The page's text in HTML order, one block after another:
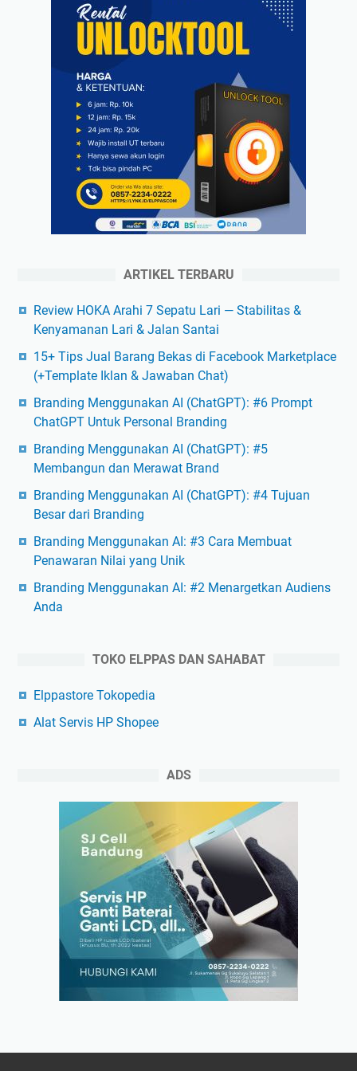
ARTIKEL TERBARU
Review HOKA Arahi 7 Sepatu Lari — Stabilitas &
Kenyamanan Lari & Jalan Santai
15+ Tips Jual Barang Bekas di Facebook Marketplace
(+Template Iklan & Jawaban Chat)
Branding Menggunakan AI (ChatGPT): #6 Prompt
ChatGPT Untuk Personal Branding
Branding Menggunakan AI (ChatGPT): #5
Membangun dan Merawat Brand
Branding Menggunakan AI (ChatGPT): #4 Tujuan
Besar dari Branding
Branding Menggunakan AI: #3 Cara Membuat
Penawaran Nilai yang Unik
Branding Menggunakan AI: #2 Menargetkan Audiens
Anda
TOKO ELPPAS DAN SAHABAT
Elppastore Tokopedia
Alat Servis HP Shopee
ADS